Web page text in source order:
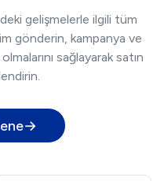
gelişmelerle ilgili tüm
gönderin, kampanya ve
sağlayarak satın